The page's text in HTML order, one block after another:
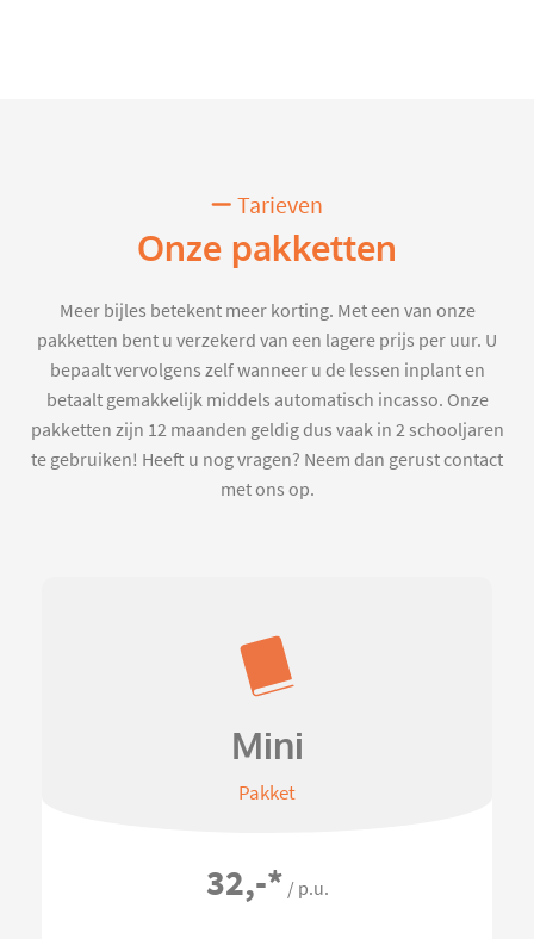
Tarieven
Onze pakketten
Meer bijles betekent meer korting. Met een van onze
pakketten bent u verzekerd van een lagere prijs per uur. U
bepaalt vervolgens zelf wanneer u de lessen inplant en
betaalt gemakkelijk middels automatisch incasso. Onze
pakketten zijn 12 maanden geldig dus vaak in 2 schooljaren
te gebruiken! Heeft u nog vragen? Neem dan gerust contact
met ons op.
Mini
Pakket
32,-* / p.u.